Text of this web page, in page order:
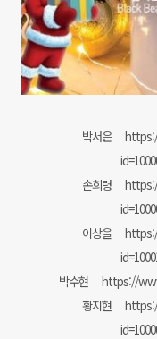
박서은
손희령
이상을
박수현
https://
황지현